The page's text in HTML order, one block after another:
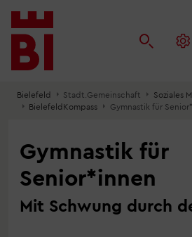
Inhalt
anspringen
Menü
anspringen
Suche
anspringen
Bielefeld Stadt.Gemeinschaft
Soziales
BielefeldKompass
Gymnastik für
Gymnastik für
Senior*innen
Mit Schwung durch